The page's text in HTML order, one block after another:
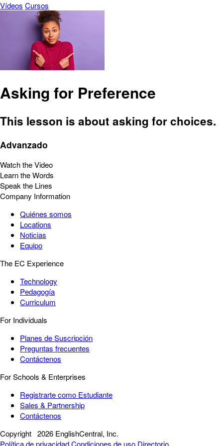
Vídeos Cursos
Asking for Preference
This lesson is about asking for choices.
Advanzado
Watch the Video
Learn the Words
Speak the Lines
Company Information
Quiénes somos
Locations
Noticias
Equipo
The EC Experience
Technology
Pedagogía
Curriculum
For Individuals
Planes de Suscripción
Preguntas frecuentes
Contáctenos
For Schools & Enterprises
Registrarte como Estudiante
Sales & Partnership
Contáctenos
Copyright 2026 EnglishCentral, Inc.